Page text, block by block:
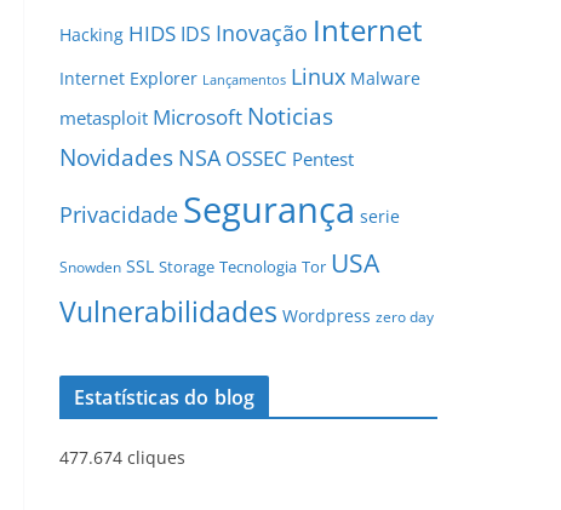
Hacking HIDS IDS Inovação Internet
Internet Explorer Lançamentos Linux Malware
metasploit Microsoft Noticias
Novidades NSA OSSEC Pentest
Privacidade Segurança serie
Snowden SSL Storage Tecnologia Tor USA
Vulnerabilidades Wordpress zero day
Estatísticas do blog
477.674 cliques